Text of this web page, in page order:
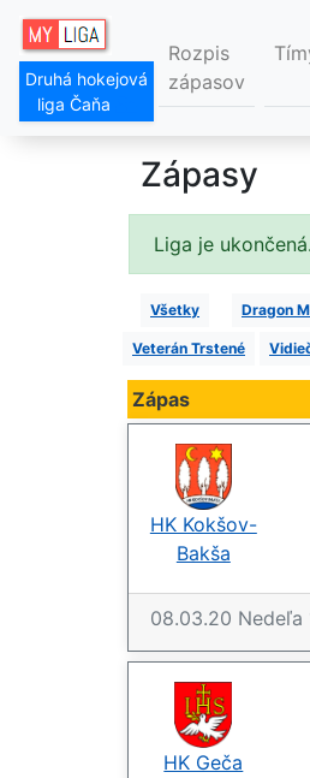
Druhá hokejová
liga Čaňa
Rozpis
zápasov
Zápasy
Liga je ukončená.
Všetky Dragon
Veterán Trstené
Zápas
HK Kokšov-
Bakša
08.03.20 Nedeľa
HK Geča